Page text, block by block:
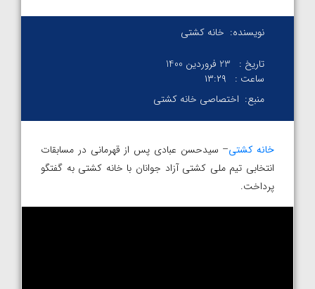
نویسنده: خانه کشتی
تاریخ :
23 فروردین 1400
ساعت :
۱۳:۲۹
منبع: اختصاصی خانه کشتی
خانه کشتی– سیدحسن عبادی پس از قهرمانی در مسابقات
انتخابی تیم ملی کشتی آزاد جوانان با خانه کشتی به گفتگو
پرداخت.